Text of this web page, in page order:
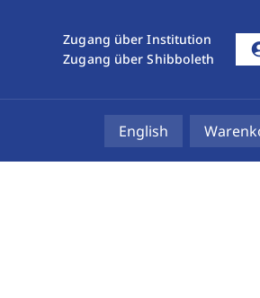
Zugang über Institution
Zugang über Shibboleth
English